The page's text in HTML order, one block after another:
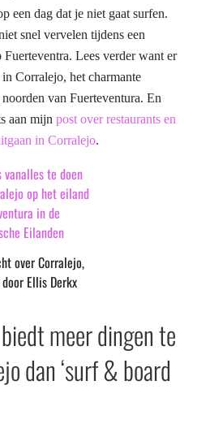
een dag dat je niet gaat surfen.
snel vervelen tijdens een
Lees verder want er
Corralejo, het charmante
van Fuerteventura. En
aan mijn post over restaurants en
in Corralejo.
over Corralejo,
Ellis Derkx
meer dingen te
dan ‘surf & board